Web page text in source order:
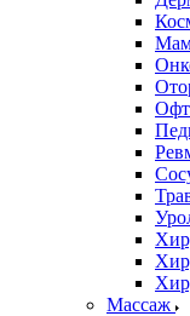
Массаж